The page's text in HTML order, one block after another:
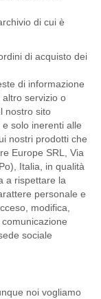
di cui è
di acquisto dei
di informazione
servizio o
nostro sito
solo inerenti alle
nostri prodotti che
Europe SRL, Via
Italia, in qualità
a rispettare la
personale e
modifica,
sociale
noi vogliamo